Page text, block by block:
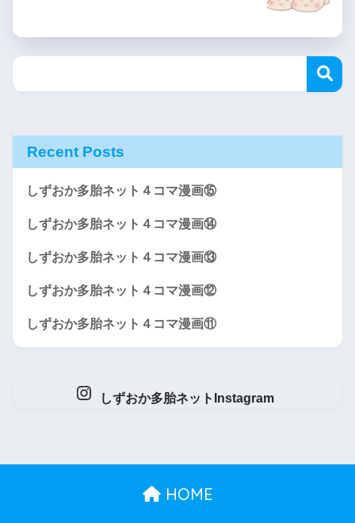
Recent Posts
しずおか多胎ネット４コマ漫画⑮
しずおか多胎ネット４コマ漫画⑭
しずおか多胎ネット４コマ漫画⑬
しずおか多胎ネット４コマ漫画⑫
しずおか多胎ネット４コマ漫画⑪
しずおか多胎ネットInstagram
HOME